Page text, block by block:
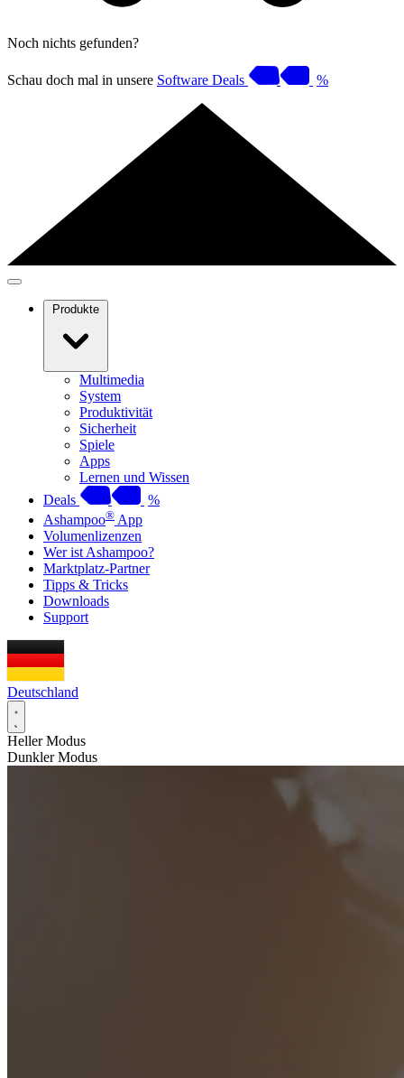
Noch nichts gefunden?
Schau doch mal in unsere Software Deals %
Produkte
Multimedia
System
Produktivität
Sicherheit
Spiele
Apps
Lernen und Wissen
Deals
%
Ashampoo® App
Volumenlizenzen
Wer ist Ashampoo?
Marktplatz-Partner
Tipps & Tricks
Downloads
Support
Deutschland
Heller Modus
Dunkler Modus